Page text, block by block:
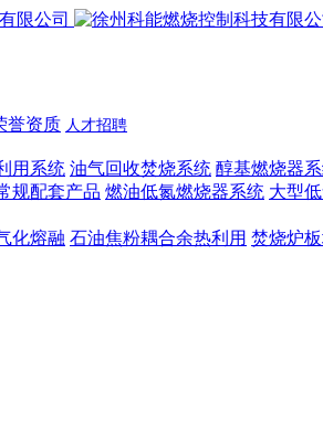
誉资质 人才招聘
用系统 油气回收焚烧系统 醇基燃烧器
规配套产品 燃油低氮燃烧器系统 大型
化熔融 石油焦粉耦合余热利用 焚烧炉